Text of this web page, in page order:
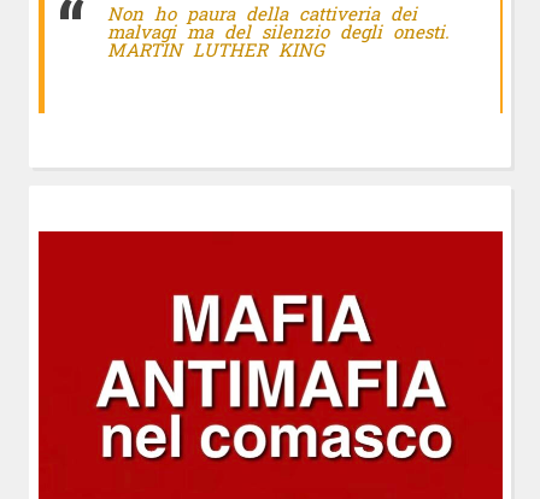
Non ho paura della cattiveria dei
malvagi ma del silenzio degli onesti.
MARTIN LUTHER KING